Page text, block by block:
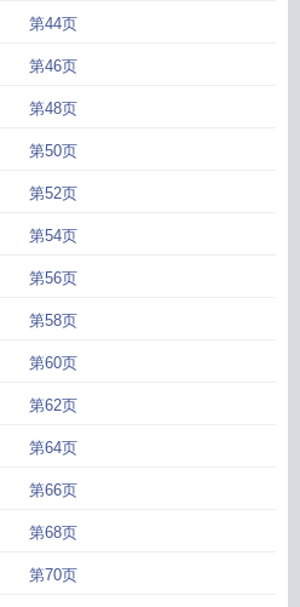
第44页
第46页
第48页
第50页
第52页
第54页
第56页
第58页
第60页
第62页
第64页
第66页
第68页
第70页